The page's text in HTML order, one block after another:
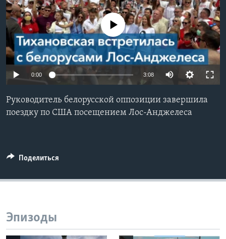
Learning English
СОЦИАЛЬНЫЕ СЕТИ
No media source currently available
0:00 3:08
Руководитель белорусской оппозиции завершила
поездку по США посещением Лос-Анджелеса
Поделиться
Эпизоды